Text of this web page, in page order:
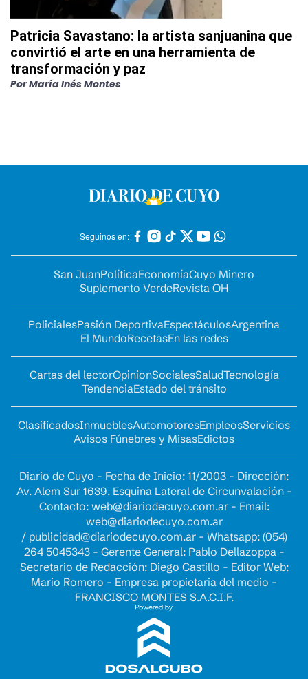
Patricia Savastano: la artista sanjuanina que
convirtió el arte en una herramienta de
transformación y paz
PorMaría Inés Montes
Seguinos en:
San JuanPolíticaEconomíaCuyo Minero
Suplemento VerdeRevista OH
PolicialesPasión DeportivaEspectáculosArgentina
El MundoRecetasEn las redes
Cartas del lectorOpinionSocialesSaludTecnología
TendenciaEstado del tránsito
ClasificadosInmueblesAutomotoresEmpleosServicios
Avisos Fúnebres y MisasEdictos
Diario de Cuyo - Fecha de Inicio: 11/2003 - Dirección:
Av. Alem Sur 1639. Esquina Lateral de Circunvalación -
Contacto: web@diariodecuyo.com.ar- Email:
web@diariodecuyo.com.ar
/ publicidad@diariodecuyo.com.ar- Whatsapp: (054)
264 5045343 - Gerente General: Pablo Dellazoppa -
Secretario de Redacción: Diego Castillo - Editor Web:
Mario Romero - Empresa propietaria del medio -
FRANCISCO MONTES S.A.C.I.F.